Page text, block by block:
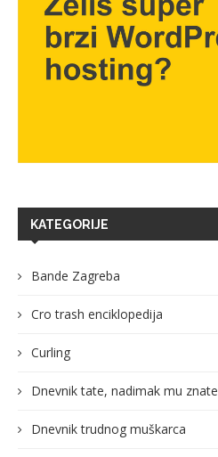
KATEGORIJE
Bande Zagreba
Cro trash enciklopedija
Curling
Dnevnik tate, nadimak mu znate
Dnevnik trudnog muškarca